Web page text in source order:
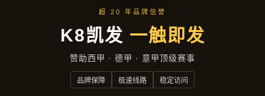
首页 公司动态